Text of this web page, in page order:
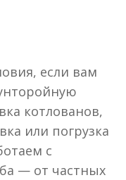
если вам
котлованов,
или погрузка
с
— от частных